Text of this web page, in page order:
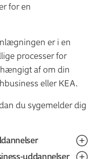
for en
er i en
processer for
af om din
eller KEA.
du sygemelder dig
uddannelser